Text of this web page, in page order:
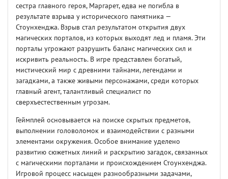
сестра главного героя, Маргарет, едва не погибла в
результате взрыва у исторического памятника —
Стоунхенджа. Взрыв стал результатом открытия двух
магических порталов, из которых выходят лед и пламя. Эти
порталы угрожают разрушить баланс магических сил и
искривить реальность. В игре представлен богатый,
мистический мир с древними тайнами, легендами и
загадками, а также живыми персонажами, среди которых
главный агент, талантливый специалист по
сверхъестественным угрозам.
Геймплей основывается на поиске скрытых предметов,
выполнении головоломок и взаимодействии с разными
элементами окружения. Особое внимание уделено
развитию сюжетных линий и раскрытию загадок, связанных
с магическими порталами и происхождением Стоунхенджа.
Игровой процесс насыщен разнообразными задачами,